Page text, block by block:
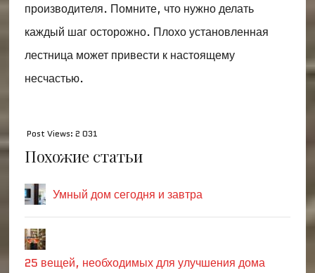
производителя. Помните, что нужно делать
каждый шаг осторожно. Плохо установленная
лестница может привести к настоящему
несчастью.
Post Views: 2 031
Похожие статьи
Умный дом сегодня и завтра
25 вещей, необходимых для улучшения дома